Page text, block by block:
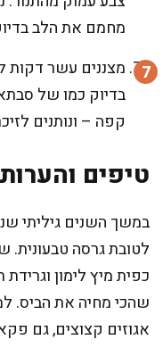
מחמם את הלב
מצננים עשר דקות
בדיוק כמו של
קפה – ונותנים
טיפים
במשך השנים גיליתי
לטובת גרסה טבעונית.
כפית מיץ לימון
שהכי מחיה את הביס.
אגוזים קצוצים, גם